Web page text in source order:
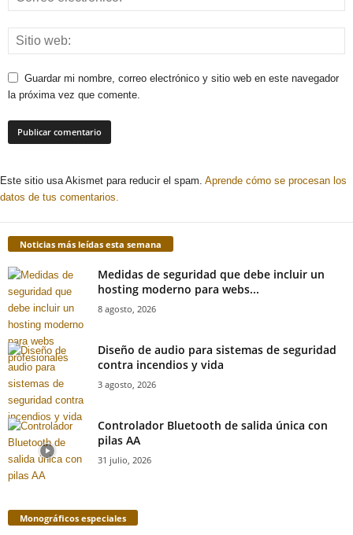
Guardar mi nombre, correo electrónico y sitio web en este navegador
la próxima vez que comente.
Este sitio usa Akismet para reducir el spam. Aprende cómo se procesan los
datos de tus comentarios.
Noticias más leídas esta semana
Medidas de seguridad que debe incluir un
hosting moderno para webs...
8 agosto, 2026
Diseño de audio para sistemas de seguridad
contra incendios y vida
3 agosto, 2026
Controlador Bluetooth de salida única con
pilas AA
31 julio, 2026
Monográficos especiales